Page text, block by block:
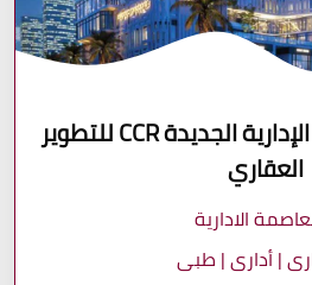
مول إيدن العاصمة الإدارية الجديدة CCR للتطوير
العقاري
الادارية
| أدارى | طبى